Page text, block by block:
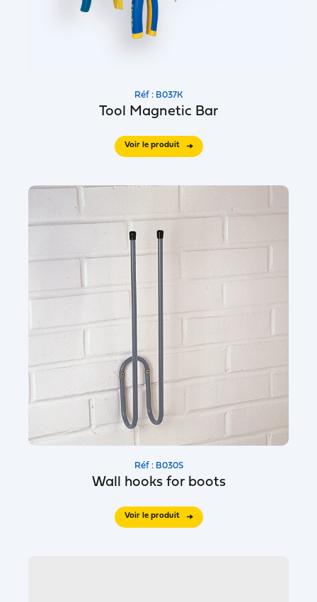
Réf : B037K
Tool Magnetic Bar
Voir le produit
Réf : B030S
Wall hooks for boots
Voir le produit